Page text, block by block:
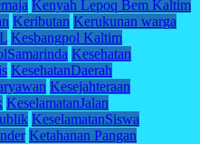
Kenyah Lepoq Bem Kaltim
Keributan Kerukunan warga
Kesbangpol Kaltim
Kesehatan
KesehatanDaerah
Kesejahteraan
KeselamatanJalan
KeselamatanSiswa
Ketahanan Pangan